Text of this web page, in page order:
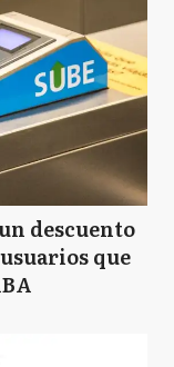
descuento
que